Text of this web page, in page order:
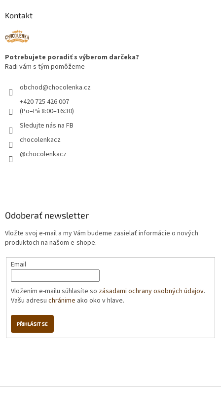
Kontakt
Potrebujete poradiť s výberom darčeka?
Radi vám s tým pomôžeme
obchod@chocolenka.cz
+420 725 426 007
(Po–Pá 8:00–16:30)
Sledujte nás na FB
chocolenkacz
@chocolenkacz
Odoberať newsletter
Vložte svoj e-mail a my Vám budeme zasielať informácie o nových
produktoch na našom e-shope.
Email
Vložením e-mailu súhlasíte so zásadami ochrany osobných údajov.
Vašu adresu chránime ako oko v hlave.
PŘIHLÁSIT SE